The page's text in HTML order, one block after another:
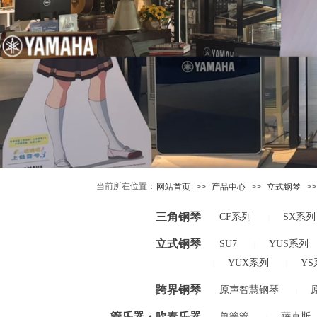
网站首页 >> 产品中心 >> 立式钢琴 >>
当前所在位置：
三角钢琴 CF系列 SX系列
立式钢琴 SU7 YUS系列
YUX系列 YS
跨界钢琴 原声智慧钢琴